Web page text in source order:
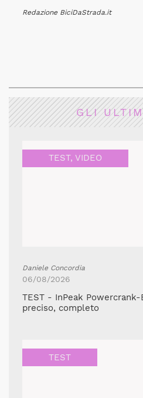
Redazione BiciDaStrada.it
GLI
TEST, VIDEO
Daniele Concordia
06/08/2026
TEST - InPeak
preciso, completo
TEST